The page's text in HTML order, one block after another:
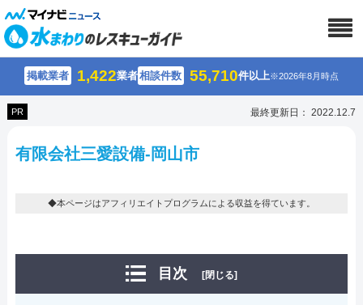
掲載業者 1,422業者相談件数 55,710件以上※2026年8月時点
PR 最終更新日： 2022.12.7
有限会社三愛設備-岡山市
◆本ページはアフィリエイトプログラムによる収益を得ています。
目次 [閉じる]